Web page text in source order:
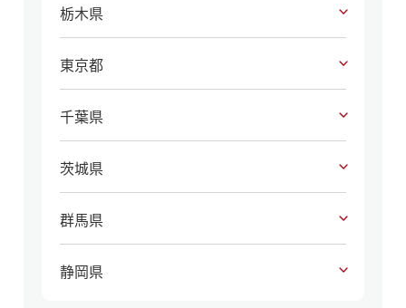
栃木県
東京都
千葉県
茨城県
群馬県
静岡県